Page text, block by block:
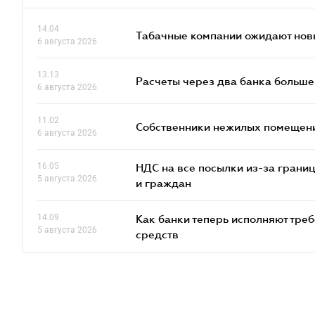
14.04
6 августа 2026
Табачные компании ожидают
13.13
6 августа 2026
Расчеты через два банка
11.02
6 августа 2026
Собственники нежилых
16.05
5 августа 2026
НДС на все посылки из-за
и граждан
14.09
5 августа 2026
Как банки теперь исполняют
средств